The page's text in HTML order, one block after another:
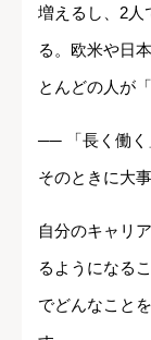
増えるし、2人
る。欧米や日
とんどの人が
── 「長く働く
そのときに大
自分のキャリ
るようになる
でどんなこと